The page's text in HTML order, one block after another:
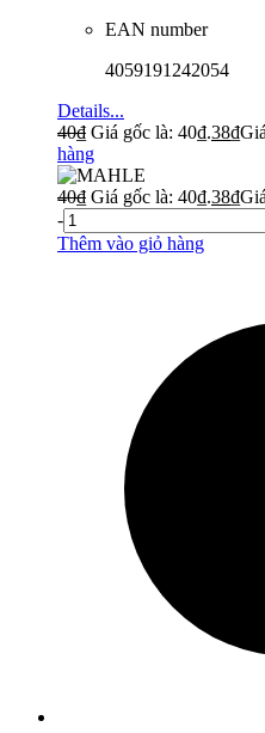
EAN number
4059191242054
Details...
40₫ Giá gốc là: 40₫.38₫
hàng
40₫ Giá gốc là: 40₫.38₫
-
Thêm vào giỏ hàng